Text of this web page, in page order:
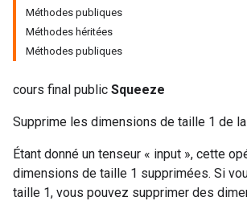
Méthodes publiques
Méthodes héritées
Méthodes publiques
cours final public Squeeze
Supprime les dimensions de taille 1 de
Étant donné un tenseur « input », cette
dimensions de taille 1 supprimées. Si
taille 1, vous pouvez supprimer des